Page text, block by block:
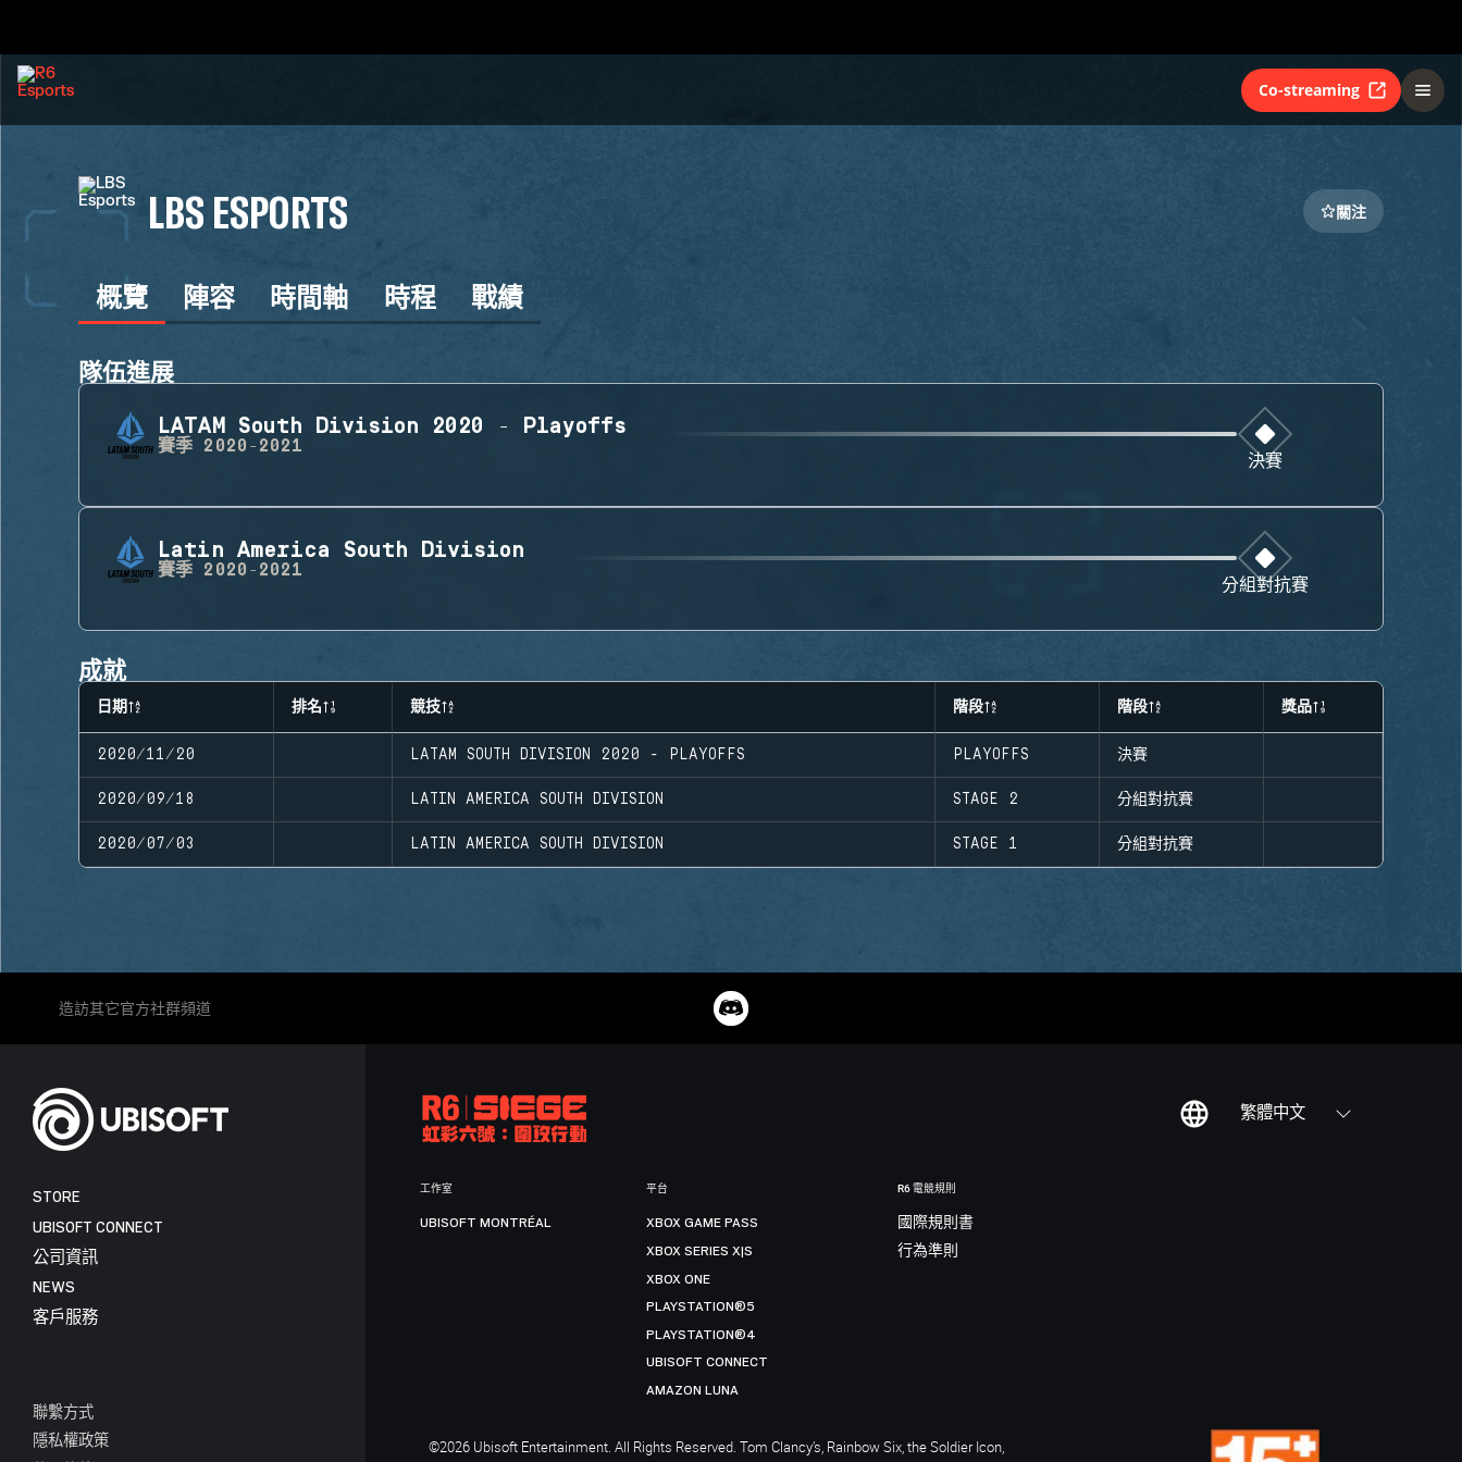
Co-streaming
LBS ESPORTS 關注
概覽 陣容 時間軸 時程 戰績
隊伍進展
LATAM South Division 2020 - Playoffs
賽季 2020-2021
決賽
Latin America South Division
賽季 2020-2021
分組對抗賽
成就
日期 排名 競技 階段 階段 獎品
2020/11/20 LATAM SOUTH DIVISION 2020 - PLAYOFFS PLAYOFFS 決賽
2020/09/18 LATIN AMERICA SOUTH DIVISION STAGE 2 分組對抗賽
2020/07/03 LATIN AMERICA SOUTH DIVISION STAGE 1 分組對抗賽
造訪其它官方社群頻道
繁體中文
STORE
UBISOFT CONNECT
公司資訊
NEWS
客戶服務
聯繫方式
隱私權政策
工作室
UBISOFT MONTRÉAL
平台
XBOX GAME PASS
XBOX SERIES X|S
XBOX ONE
PLAYSTATION®5
PLAYSTATION®4
UBISOFT CONNECT
AMAZON LUNA
R6 電競規則
國際規則書
行為準則
©2026 Ubisoft Entertainment. All Rights Reserved. Tom Clancy’s, Rainbow Six, the Soldier Icon,